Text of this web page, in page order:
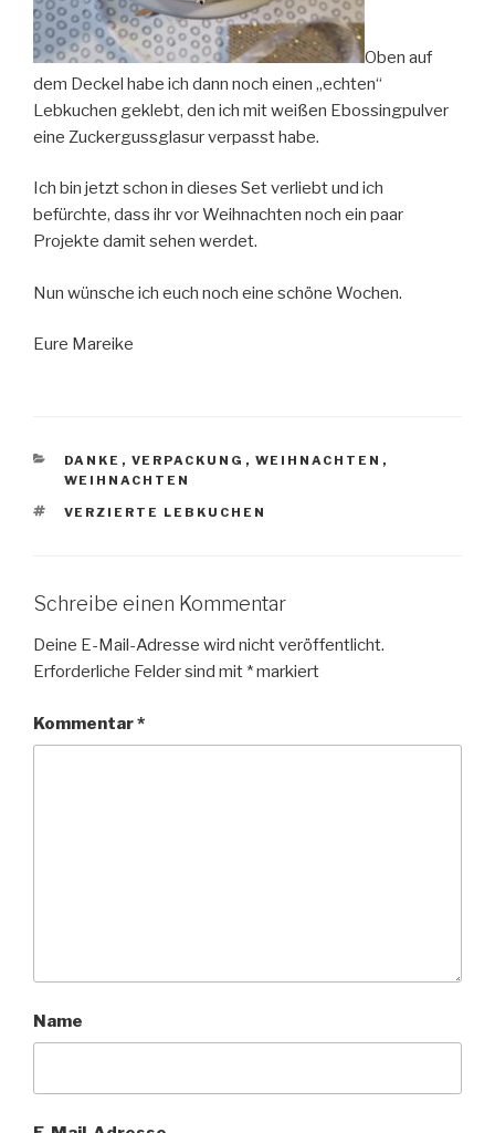
Oben auf
dem Deckel habe ich dann noch einen „echten“
Lebkuchen geklebt, den ich mit weißen Ebossingpulver
eine Zuckergussglasur verpasst habe.
Ich bin jetzt schon in dieses Set verliebt und ich
befürchte, dass ihr vor Weihnachten noch ein paar
Projekte damit sehen werdet.
Nun wünsche ich euch noch eine schöne Wochen.
Eure Mareike
KATEGORIEN
DANKE , VERPACKUNG , WEIHNACHTEN ,
WEIHNACHTEN
SCHLAGWÖRTER
VERZIERTE LEBKUCHEN
Schreibe einen Kommentar
Deine E-Mail-Adresse wird nicht veröffentlicht.
Erforderliche Felder sind mit *markiert
Kommentar*
Name